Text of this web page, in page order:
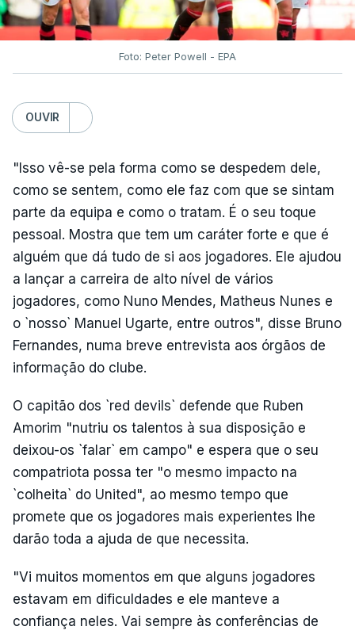
Foto: Peter Powell - EPA
OUVIR
"Isso vê-se pela forma como se despedem dele,
como se sentem, como ele faz com que se sintam
parte da equipa e como o tratam. É o seu toque
pessoal. Mostra que tem um caráter forte e que é
alguém que dá tudo de si aos jogadores. Ele ajudou
a lançar a carreira de alto nível de vários
jogadores, como Nuno Mendes, Matheus Nunes e
o `nosso` Manuel Ugarte, entre outros", disse Bruno
Fernandes, numa breve entrevista aos órgãos de
informação do clube.
O capitão dos `red devils` defende que Ruben
Amorim "nutriu os talentos à sua disposição e
deixou-os `falar` em campo" e espera que o seu
compatriota possa ter "o mesmo impacto na
`colheita` do United", ao mesmo tempo que
promete que os jogadores mais experientes lhe
darão toda a ajuda de que necessita.
"Vi muitos momentos em que alguns jogadores
estavam em dificuldades e ele manteve a
confiança neles. Vai sempre às conferências de